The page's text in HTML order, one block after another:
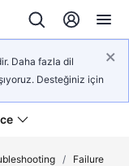
Daha fazla dil
Desteğiniz için
/
Failure